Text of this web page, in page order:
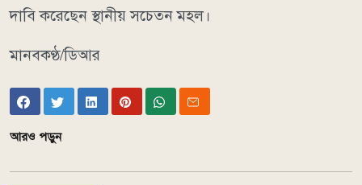
দাবি করেছেন স্থানীয় সচেতন মহল।
মানবকণ্ঠ/ডিআর
আরও পড়ুন